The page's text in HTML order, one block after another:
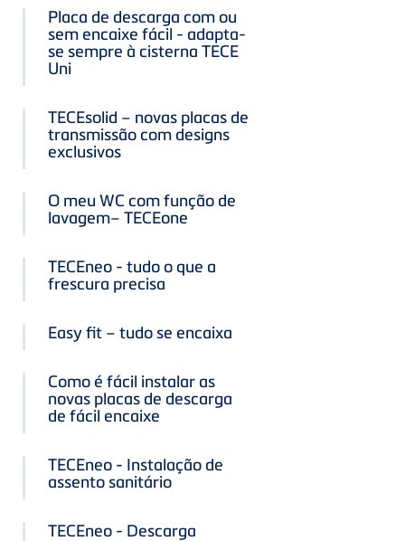
Placa de descarga com ou
sem encaixe fácil - adapta-
se sempre à cisterna TECE
Uni
TECEsolid – novas placas de
transmissão com designs
exclusivos
O meu WC com função de
lavagem– TECEone
TECEneo - tudo o que a
frescura precisa
Easy fit – tudo se encaixa
Como é fácil instalar as
novas placas de descarga
de fácil encaixe
TECEneo - Instalação de
assento sanitário
TECEneo - Descarga